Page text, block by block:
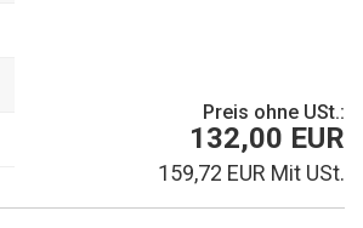
Preis ohne USt.:
132,00 EUR
159,72 EUR Mit USt.